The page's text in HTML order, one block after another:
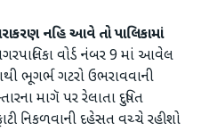
નહિ આવે તો પાલિકામાં
વોર્ડ નંબર 9 માં આવેલ
ભૂગર્ભ ગટરો ઉભરાવવાની
માગૅ પર રેલાતા દુષિત
નિકળવાની દહેસત વચ્ચે રહીશો